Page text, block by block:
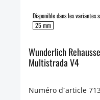
Disponible dans les variantes
25 mm
Wunderlich
Multistrada V4
Numéro d´article